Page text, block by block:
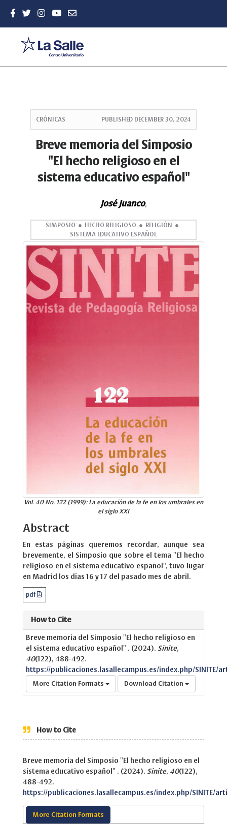
Navigation
CRÓNICAS PUBLISHED DECEMBER 30, 2024
Breve memoria del Simposio
"El hecho religioso en el
sistema educativo español"
José Juanco,
SIMPOSIO HECHO RELIGIOSO
RELIGIÓN
SISTEMA EDUCATIVO ESPAÑOL
Vol. 40 No. 122 (1999): La educación de la fe en los umbrales en
el siglo XXI
Abstract
En estas páginas queremos recordar, aunque sea
brevemente, el Simposio que sobre el tema "El hecho
religioso en el sistema educativo español", tuvo lugar
en Madrid los días 16 y 17 del pasado mes de abril.
pdf
How to Cite
Breve memoria del Simposio "El hecho religioso en
el sistema educativo español" . (2024). Sinite,
40(122), 488-492.
https://publicaciones.lasallecampus.es/index.php/SINITE/
More Citation Formats Download Citation
How to Cite
Breve memoria del Simposio "El hecho religioso en el
sistema educativo español" . (2024). Sinite, 40(122),
488-492.
https://publicaciones.lasallecampus.es/index.php/SINITE/
More Citation Formats